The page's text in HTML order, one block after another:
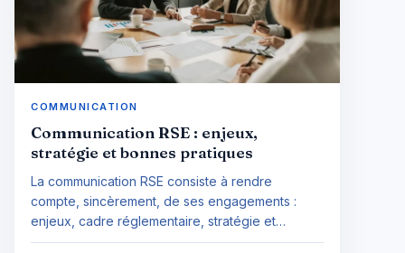
COMMUNICATION
Communication RSE : enjeux,
stratégie et bonnes pratiques
La communication RSE consiste à rendre
compte, sincèrement, de ses engagements :
enjeux, cadre réglementaire, stratégie et
bonnes pratiques anti-greenwashing.